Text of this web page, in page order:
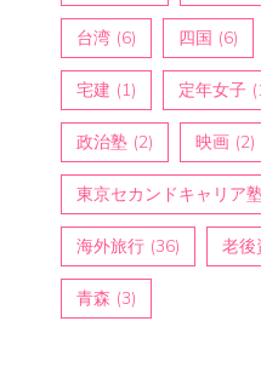
台湾 (6) 四国 (6)
宅建 (1) 定年女子
政治塾 (2) 映画 (2)
東京セカンドキャリア
海外旅行 (36) 老後
青森 (3)